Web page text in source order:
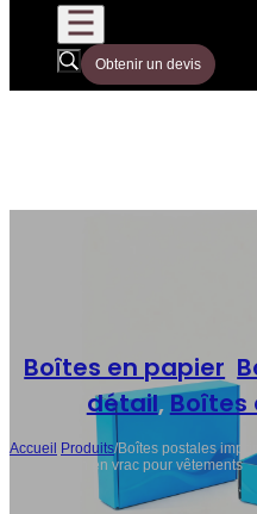
Obtenir un devis
Boîtes en papier
détail,Boîtes
Accueil Produits/Boîtes postales
d'expédition en vrac pour vêtements